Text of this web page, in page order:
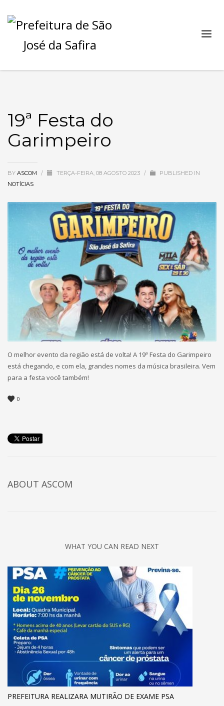
19ª Festa do
Garimpeiro
BY ASCOM / TERÇA-FEIRA, 08 AGOSTO 2023 /
PUBLISHED IN
NOTÍCIAS
O melhor evento da região está de volta! A 19ª Festa do Garimpeiro
está chegando, e com ela, grandes nomes da música brasileira. Vem
para a festa você também!
0
ABOUT ASCOM
WHAT YOU CAN READ NEXT
PREFEITURA REALIZARA MUTIRÃO DE EXAME PSA